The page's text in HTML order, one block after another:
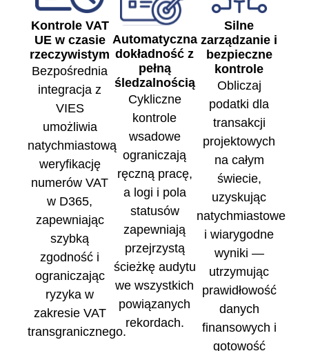
Kontrole VAT
UE w czasie
rzeczywistym
Bezpośrednia
integracja z
VIES
umożliwia
natychmiastową
weryfikację
numerów VAT
w D365,
zapewniając
szybką
zgodność i
ograniczając
ryzyka w
zakresie VAT
transgranicznego.
Automatyczna
dokładność z
pełną
śledzalnością
Cykliczne
kontrole
wsadowe
ograniczają
ręczną pracę,
a logi i pola
statusów
zapewniają
przejrzystą
ścieżkę audytu
we wszystkich
powiązanych
rekordach.
Silne
zarządzanie i
bezpieczne
kontrole
Obliczaj
podatki dla
transakcji
projektowych
na całym
świecie,
uzyskując
natychmiastowe
i wiarygodne
wyniki —
utrzymując
prawidłowość
danych
finansowych i
gotowość